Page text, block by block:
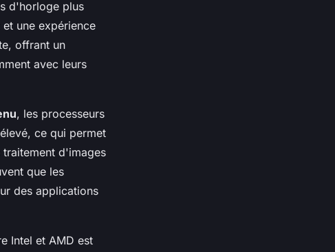
d'horloge plus
une expérience
offrant un
avec leurs
, les processeurs
ce qui permet
d'images
que les
des applications
Intel et AMD est